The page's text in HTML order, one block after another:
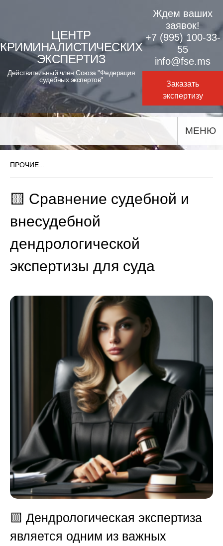
content
ЦЕНТР
КРИМИНАЛИСТИЧЕСКИХ
ЭКСПЕРТИЗ
Действительный член Союза "Федерация
судебных экспертов"
Ждем ваших
заявок!
+7 (995) 100-33-
55
info@fse.ms
Заказать
экспертизу
МЕНЮ
ПРОЧИЕ...
🟨 Сравнение судебной и
внесудебной
дендрологической
экспертизы для суда
🟨 Дендрологическая экспертиза
является одним из важных